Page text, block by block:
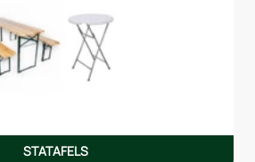
STATAFELS